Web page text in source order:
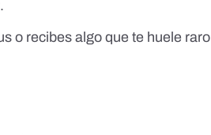
.
o recibes algo que te huele raro